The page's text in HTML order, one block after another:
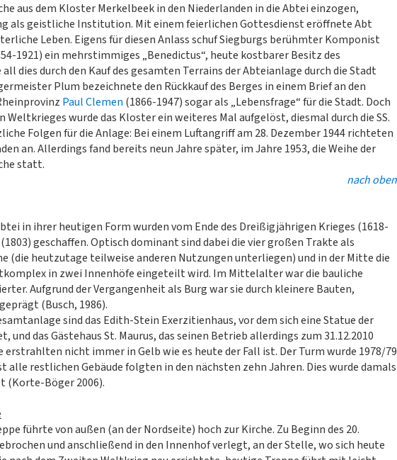
aus dem Kloster Merkelbeek in den Niederlanden in die Abtei einzogen,
als geistliche Institution. Mit einem feierlichen Gottesdienst eröffnete Abt
Leben. Eigens für diesen Anlass schuf Siegburgs berühmter Komponist
1921) ein mehrstimmiges „Benedictus“, heute kostbarer Besitz des
dies durch den Kauf des gesamten Terrains der Abteianlage durch die Stadt
Plum bezeichnete den Rückkauf des Berges in einem Brief an den
Paul Clemen (1866-1947) sogar als „Lebensfrage“ für die Stadt. Doch
Weltkrieges wurde das Kloster ein weiteres Mal aufgelöst, diesmal durch die SS.
Folgen für die Anlage: Bei einem Luftangriff am 28. Dezember 1944 richteten
an. Allerdings fand bereits neun Jahre später, im Jahre 1953, die Weihe der
statt.
nach oben
in ihrer heutigen Form wurden vom Ende des Dreißigjährigen Krieges (1618-
geschaffen. Optisch dominant sind dabei die vier großen Trakte als
(die heutzutage teilweise anderen Nutzungen unterliegen) und in der Mitte die
in zwei Innenhöfe eingeteilt wird. Im Mittelalter war die bauliche
Aufgrund der Vergangenheit als Burg war sie durch kleinere Bauten,
(Busch, 1986).
sind das Edith-Stein Exerzitienhaus, vor dem sich eine Statue der
das Gästehaus St. Maurus, das seinen Betrieb allerdings zum 31.12.2010
nicht immer in Gelb wie es heute der Fall ist. Der Turm wurde 1978/79
restlichen Gebäude folgten in den nächsten zehn Jahren. Dies wurde damals
(Korte-Böger 2006).
führte von außen (an der Nordseite) hoch zur Kirche. Zu Beginn des 20.
und anschließend in den Innenhof verlegt, an der Stelle, wo sich heute